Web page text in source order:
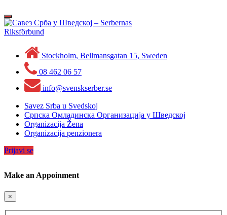
to
content
Toggle
navigation
Stockholm, Bellmansgatan 15, Sweden
08 462 06 57
info@svenskserber.se
Savez Srba u Svedskoj
Српска Омладинска Организација у Шведској
Organizacija Žena
Organizacija penzionera
Prijavi se
Make an Appoinment
×